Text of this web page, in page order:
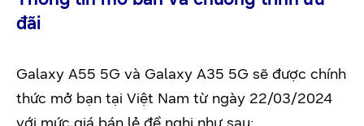
đãi
Galaxy A55 5G và Galaxy A35 5G sẽ được chính
thức mở bạn tại Việt Nam từ ngày 22/03/2024